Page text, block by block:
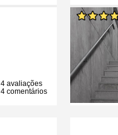
4 avaliações
4 comentários